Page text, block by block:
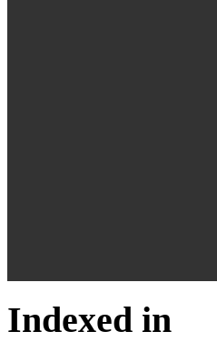
Indexed in